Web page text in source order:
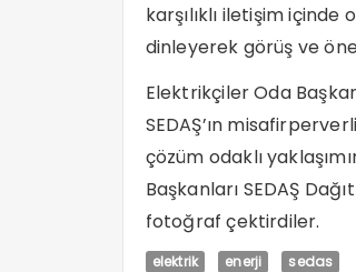
karşılıklı iletişim
dinleyerek görüş ve
Elektrikçiler Oda
SEDAŞ’ın
çözüm odaklı
Başkanları SEDAŞ
fotoğraf çektirdiler.
elektrik enerji sedas